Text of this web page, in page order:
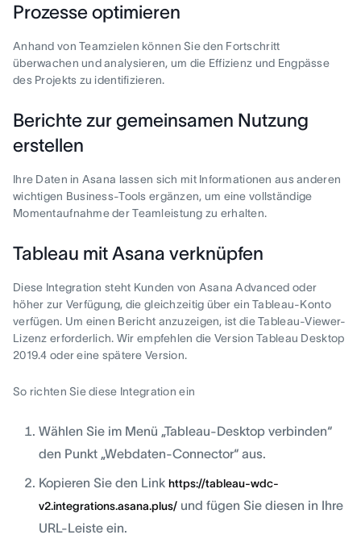
Prozesse optimieren
Anhand von Teamzielen können Sie den Fortschritt
überwachen und analysieren, um die Effizienz und Engpässe
des Projekts zu identifizieren.
Berichte zur gemeinsamen Nutzung
erstellen
Ihre Daten in Asana lassen sich mit Informationen aus anderen
wichtigen Business-Tools ergänzen, um eine vollständige
Momentaufnahme der Teamleistung zu erhalten.
Tableau mit Asana verknüpfen
Diese Integration steht Kunden von Asana Advanced oder
höher zur Verfügung, die gleichzeitig über ein Tableau-Konto
verfügen. Um einen Bericht anzuzeigen, ist die Tableau-Viewer-
Lizenz erforderlich. Wir empfehlen die Version Tableau Desktop
2019.4 oder eine spätere Version.
So richten Sie diese Integration ein
Wählen Sie im Menü „Tableau-Desktop verbinden“
den Punkt „Webdaten-Connector“ aus.
Kopieren Sie den Link https://tableau-wdc-
v2.integrations.asana.plus/ und fügen Sie diesen in Ihre
URL-Leiste ein.